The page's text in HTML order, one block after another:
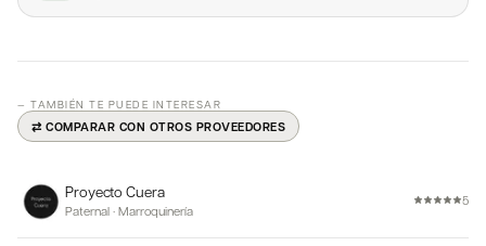
— TAMBIÉN TE PUEDE INTERESAR
⇄ COMPARAR CON OTROS PROVEEDORES
Proyecto Cuera
Paternal · Marroquinería
5